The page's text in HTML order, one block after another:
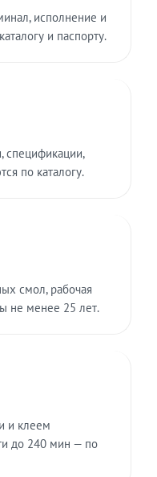
исполнение и
и паспорту.
спецификации,
по каталогу.
смол, рабочая
не менее 25 лет.
и клеем
до 240 мин — по